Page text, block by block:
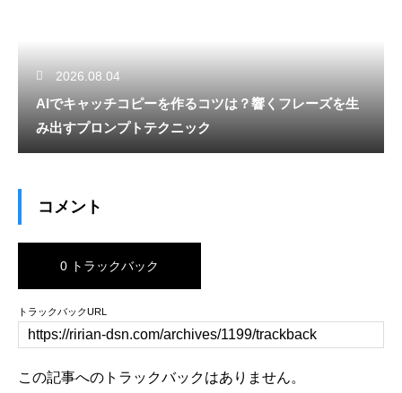
2026.08.04
AIでキャッチコピーを作るコツは？響くフレーズを生
み出すプロンプトテクニック
コメント
0 トラックバック
トラックバックURL
この記事へのトラックバックはありません。